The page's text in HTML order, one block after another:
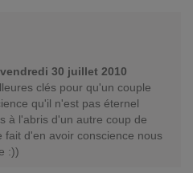
30 juillet 2010
clés pour qu'un couple
qu'il n'est pas éternel
à l'abris d'un autre coup de
fait d'en avoir conscience nous
:))